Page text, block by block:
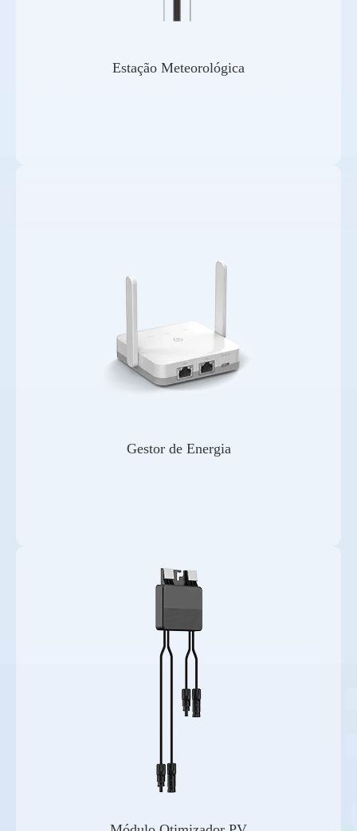
Estação Meteorológica
Gestor de Energia